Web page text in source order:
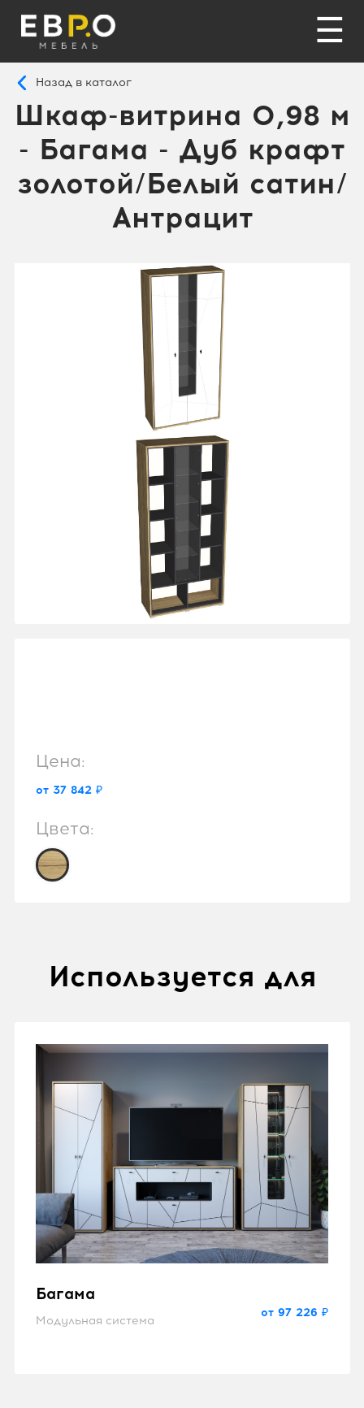
☰
Назад в каталог
Шкаф-витрина 0,98 м
- Багама - Дуб крафт
золотой/Белый сатин/
Антрацит
Цена:
от 37 842 ₽
Цвета:
Используется для
Багама
Модульная система
от 97 226 ₽